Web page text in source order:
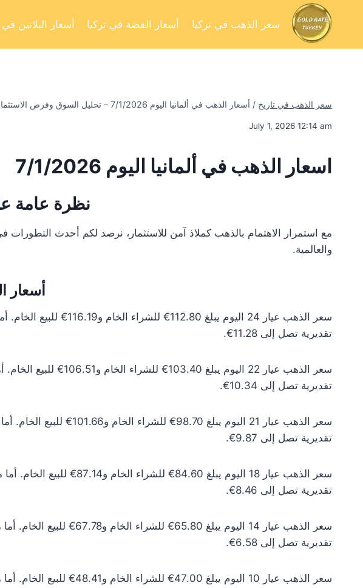
أسعار البلاتين في أسعار الفضة في تركيا سعر الذهب في تركيا
سعر الذهب في تاريخ / أسعار الذهب في ألمانيا اليوم 7/1/2026 – تحليل السوق وفرص الاستثمار
July 1, 2026 12:14 am
اسعار الذهب في ألمانيا اليوم 7/1/2026
نظرة عامة
مع استمرار الاهتمام بالذهب كملاذ آمن للاستثمار، نرصد لكم أحدث
والعالمية.
أسعار
تقديرية تصل إلى 11.28€.
تقديرية تصل إلى 10.34€.
تقديرية تصل إلى 9.87€.
تقديرية تصل إلى 8.46€.
تقديرية تصل إلى 6.58€.